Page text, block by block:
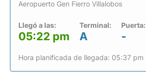
Aeropuerto Gen Fierro Villalobos
Llegó a las:
05:22 pm
Terminal:
A
Puerta:
-
Hora planificada de llegada: 05:37 pm